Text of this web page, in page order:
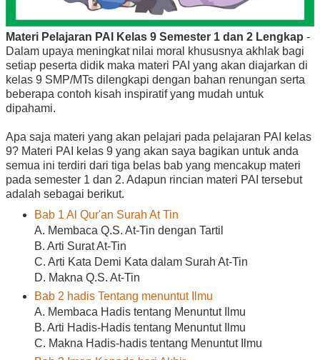
Materi Pelajaran PAI Kelas 9 Semester 1 dan 2 Lengkap -
Dalam upaya meningkat nilai moral khususnya akhlak bagi
setiap peserta didik maka materi PAI yang akan diajarkan di
kelas 9 SMP/MTs dilengkapi dengan bahan renungan serta
beberapa contoh kisah inspiratif yang mudah untuk
dipahami.
Apa saja materi yang akan pelajari pada pelajaran PAI kelas
9? Materi PAI kelas 9 yang akan saya bagikan untuk anda
semua ini terdiri dari tiga belas bab yang mencakup materi
pada semester 1 dan 2. Adapun rincian materi PAI tersebut
adalah sebagai berikut.
Bab 1 Al Qur'an Surah At Tin
A. Membaca Q.S. At-Tin dengan Tartil
B. Arti Surat At-Tin
C. Arti Kata Demi Kata dalam Surah At-Tin
D. Makna Q.S. At-Tin
Bab 2 hadis Tentang menuntut Ilmu
A. Membaca Hadis tentang Menuntut Ilmu
B. Arti Hadis-Hadis tentang Menuntut Ilmu
C. Makna Hadis-hadis tentang Menuntut Ilmu